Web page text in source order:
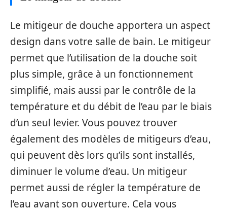
Le mitigeur de douche apportera un aspect
design dans votre salle de bain. Le mitigeur
permet que l’utilisation de la douche soit
plus simple, grâce à un fonctionnement
simplifié, mais aussi par le contrôle de la
température et du débit de l’eau par le biais
d’un seul levier. Vous pouvez trouver
également des modèles de mitigeurs d’eau,
qui peuvent dès lors qu’ils sont installés,
diminuer le volume d’eau. Un mitigeur
permet aussi de régler la température de
l’eau avant son ouverture. Cela vous